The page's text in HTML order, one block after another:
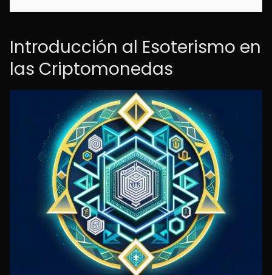
Introducción al Esoterismo en
las Criptomonedas